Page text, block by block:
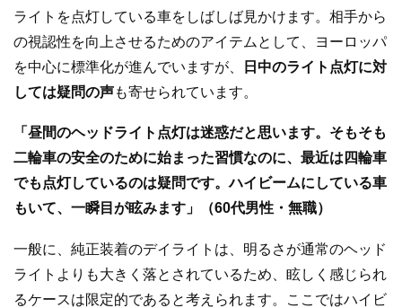
ライトを点灯している車をしばしば見かけます。相手から
の視認性を向上させるためのアイテムとして、ヨーロッパ
を中心に標準化が進んでいますが、
日中のライト点灯に対
しては疑問の声も寄せられています。
「昼間のヘッドライト点灯は迷惑だと思います。そもそも
二輪車の安全のために始まった習慣なのに、最近は四輪車
でも点灯しているのは疑問です。ハイビームにしている車
もいて、一瞬目が眩みます」（60代男性・無職）
一般に、純正装着のデイライトは、明るさが通常のヘッド
ライトよりも大きく落とされているため、眩しく感じられ
るケースは限定的であると考えられます。ここではハイビ